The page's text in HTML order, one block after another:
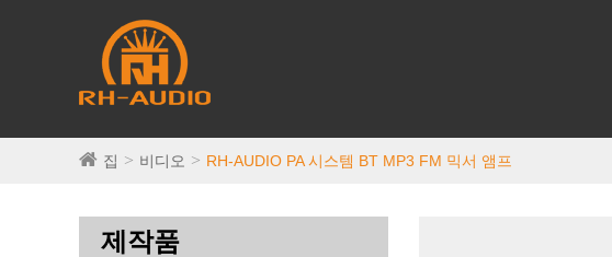
집 비디오 RH-AUDIO PA 시스템 BT MP3 FM 믹서 앰프
제작품